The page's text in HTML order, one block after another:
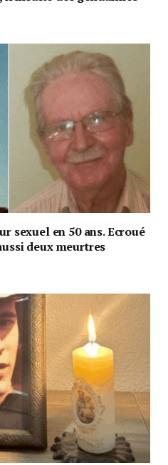
sexuel en 50 ans. Ecroué
deux meurtres